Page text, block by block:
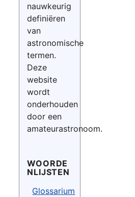
nauwkeurig
definiëren
van
astronomische
termen.
Deze
website
wordt
onderhouden
door een
amateurastronoom.
WOORDE
NLIJSTEN
Glossarium